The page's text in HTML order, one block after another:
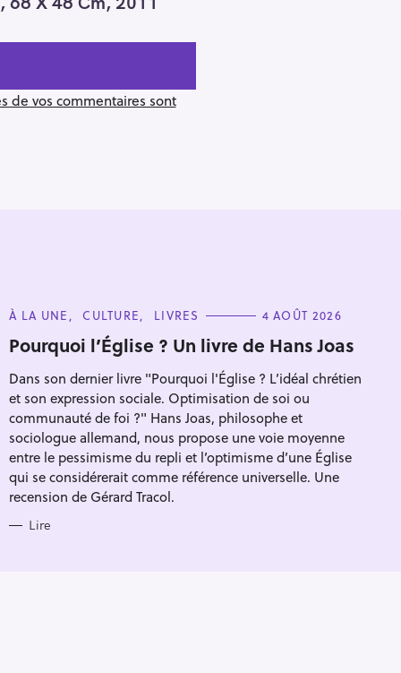
de vos commentaires sont
C
T
E
O
R
I
E
S
À LA UNE CULTURE LIVRES 4 AOÛT 2026
Pourquoi l’Église ? Un livre de Hans Joas
Dans son dernier livre "Pourquoi l'Église ? L’idéal chrétien
et son expression sociale. Optimisation de soi ou
communauté de foi ?" Hans Joas, philosophe et
sociologue allemand, nous propose une voie moyenne
entre le pessimisme du repli et l’optimisme d’une Église
qui se considérerait comme référence universelle. Une
recension de Gérard Tracol.
Lire
Pour effacer la recherche appuyez sur